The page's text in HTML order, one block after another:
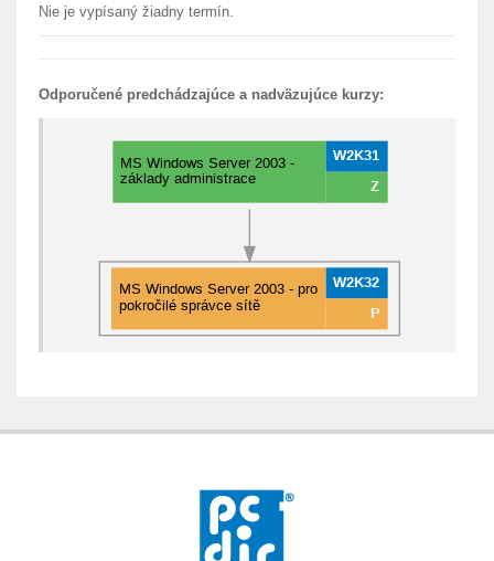
Nie je vypísaný žiadny termín.
Odporučené predchádzajúce a nadväzujúce kurzy: